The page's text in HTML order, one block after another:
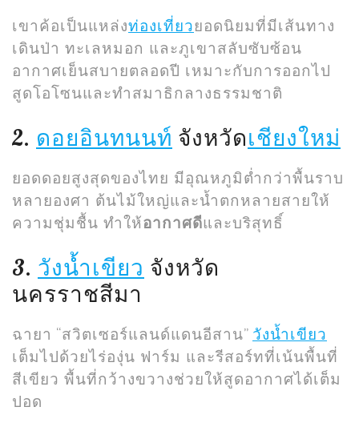
เขาค้อเป็นแหล่งท่องเที่ยวยอดนิยมที่มีเส้นทาง
เดินป่า ทะเลหมอก และภูเขาสลับซับซ้อน
อากาศเย็นสบายตลอดปี เหมาะกับการออกไป
สูดโอโซนและทำสมาธิกลางธรรมชาติ
2. ดอยอินทนนท์ จังหวัดเชียงใหม่
ยอดดอยสูงสุดของไทย มีอุณหภูมิต่ำกว่าพื้นราบ
หลายองศา ต้นไม้ใหญ่และน้ำตกหลายสายให้
ความชุ่มชื้น ทำให้อากาศดีและบริสุทธิ์
3. วังน้ำเขียว จังหวัด
นครราชสีมา
ฉายา “สวิตเซอร์แลนด์แดนอีสาน” วังน้ำเขียว
เต็มไปด้วยไร่องุ่น ฟาร์ม และรีสอร์ทที่เน้นพื้นที่
สีเขียว พื้นที่กว้างขวางช่วยให้สูดอากาศได้เต็ม
ปอด